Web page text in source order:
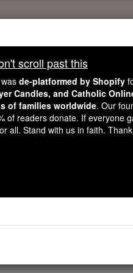
Daily Reading for Thursday,
of the Rosary
di Ioiakìm, re di Giuda,
re di Giuda cadere in suo
scroll past this
de-platformed by Shopify
Candles, and Catholic
of families worldwide. Our
of readers donate. If everyone
all. Stand with us in faith.